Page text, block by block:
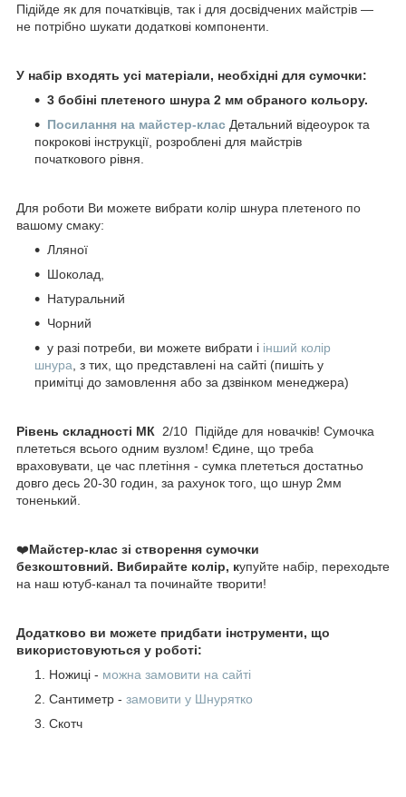
Підійде як для початківців, так і для досвідчених майстрів —
не потрібно шукати додаткові компоненти.
У набір входять усі матеріали, необхідні для сумочки:
3 бобіні плетеного шнура 2 мм обраного кольору.
Посилання на майстер-клас Детальний відеоурок та
покрокові інструкції, розроблені для майстрів
початкового рівня.
Для роботи Ви можете вибрати колір шнура плетеного по
вашому смаку:
Лляної
Шоколад,
Натуральний
Чорний
у разі потреби, ви можете вибрати і інший колір
шнура , з тих, що представлені на сайті (пишіть у
примітці до замовлення або за дзвінком менеджера)
Рівень складності МК 2/10 Підійде для новачків! Сумочка
плететься всього одним вузлом! Єдине, що треба
враховувати, це час плетіння - сумка плететься достатньо
довго десь 20-30 годин, за рахунок того, що шнур 2мм
тоненький.
❤️Майстер-клас зі створення сумочки
безкоштовний. Вибирайте колір, купуйте набір, переходьте
на наш ютуб-канал та починайте творити!
Додатково ви можете придбати інструменти, що
використовуються у роботі:
Ножиці - можна замовити на сайті
Сантиметр - замовити у Шнурятко
Скотч